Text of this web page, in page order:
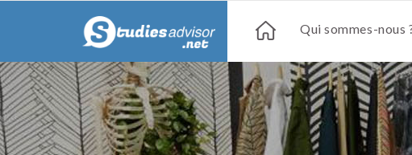
Qui sommes-nous